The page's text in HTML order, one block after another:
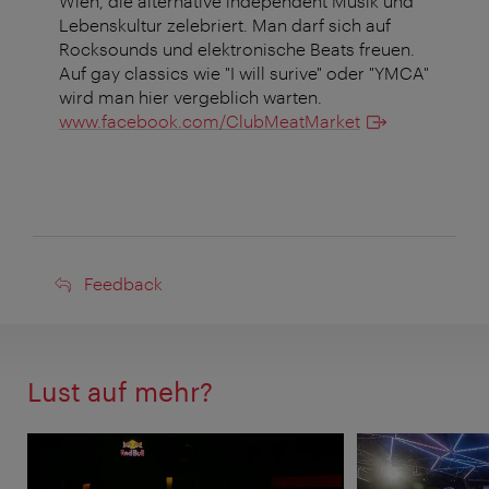
Lebenskultur zelebriert. Man darf sich auf
Rocksounds und elektronische Beats freuen.
Auf gay classics wie "I will surive" oder "YMCA"
wird man hier vergeblich warten.
www.facebook.com/ClubMeatMarket
Feedback
Feedback
Lust auf mehr?